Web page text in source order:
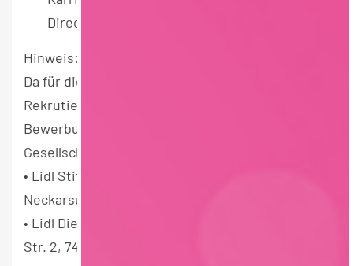
Director (m/w/d)
Hinweis:
Da für diese Stelle eine zentralseitige
Rekrutierung erfolgt, werden Deine
Bewerbungsunterlagen folgenden
Gesellschaften zur Verfügung gestellt:
• Lidl Stiftung & Co. KG, Stiftsbergstr. 1, 74176
Neckarsulm
• Lidl Dienstleistung GmbH & Co.KG, Bonfelder
Str. 2, 74206 Bad Wimpfen